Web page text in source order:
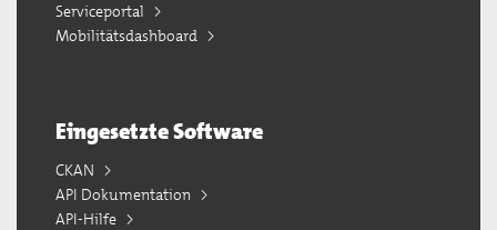
Serviceportal
Mobilitätsdashboard
Eingesetzte Software
CKAN
API Dokumentation
API-Hilfe